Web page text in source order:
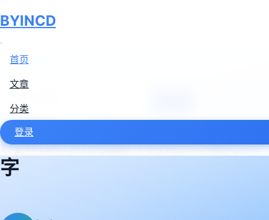
BYINCD
首页
文章
分类
登录
工具框架
Python识别图片特定区域的文
字